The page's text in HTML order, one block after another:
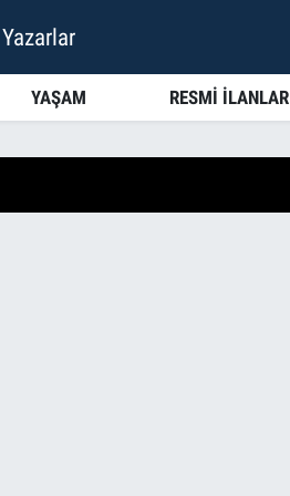
Yazarlar
YAŞAM RESMİ İLANLAR